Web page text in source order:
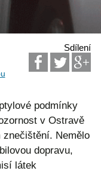
Sdílení
podmínky
v Ostravě
Nemělo
dopravu,
látek